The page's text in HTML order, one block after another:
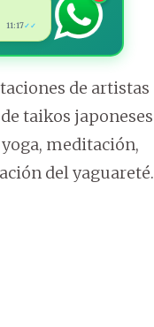
11:17✓✓
de artistas
taikos japoneses
meditación,
del yaguareté.